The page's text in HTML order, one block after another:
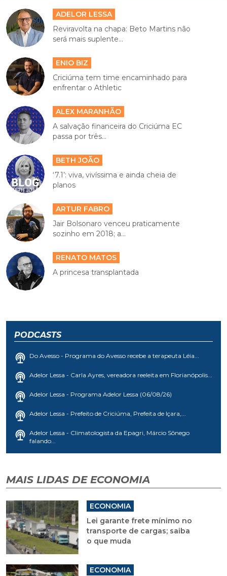
ADELOR LESSA
Reviravolta na chapa: Beto Martins não
será mais suplente...
ENIO BIZ
Criciúma tem time encaminhado para
enfrentar o Athletic
ALEX MARANHÃO
A salvação financeira do Criciúma EC
passa por três...
BETH JOÃO
‘7.1’: viva, vivíssima e ainda cheia de
planos
ARTUR FABRO
Jair Bolsonaro venceu praticamente
sozinho em 2018; a...
RENATO MATOS
A princesa transplantada
PODCASTS
Do Avesso - Programa do Avesso recebe a terapeuta Léia...
Adelor Lessa - Carla Ayres, vereadora reeleita em Florianópolis...
Adelor Lessa - Programa Adelor Lessa (06/08/26)
Adelor Lessa - Prefeito de Criciúma, Prefeita de Içara,...
Adelor Lessa - Climatologista da Epagri, Márcio Sônego
falando...
MAIS LIDAS DE ECONOMIA
ECONOMIA
Lei garante frete mínimo no
transporte de cargas; saiba
o que muda
ECONOMIA